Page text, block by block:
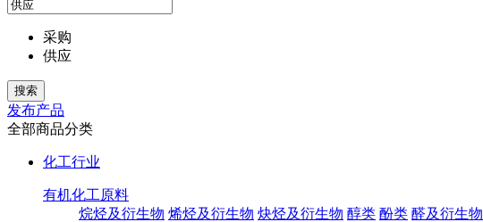
采购
供应
发布产品
全部商品分类
化工行业
有机化工原料
烷烃及衍生物 烯烃及衍生物 炔烃及衍生物 醇类 酚类 醛及衍生物